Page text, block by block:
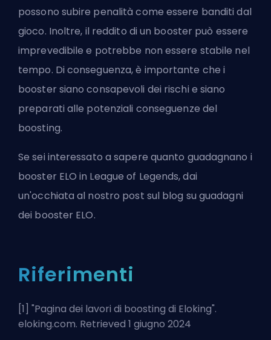
possono subire penalità come essere banditi dal
gioco. Inoltre, il reddito di un booster può essere
imprevedibile e potrebbe non essere stabile nel
tempo. Di conseguenza, è importante che i
booster siano consapevoli dei rischi e siano
preparati alle potenziali conseguenze del
boosting.
Se sei interessato a sapere quanto guadagnano i
booster ELO in League of Legends, dai
un'occhiata al nostro post sul blog su guadagni
dei booster ELO.
Riferimenti
[1] "Pagina dei lavori di boosting di Eloking".
eloking.com. Retrieved 1 giugno 2024